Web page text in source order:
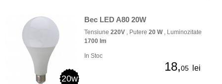
20w
Bec LED A80 20W
Tensiune 220V , Putere 20 W, Luminozitate
1700 lm
In Stoc
18,05 lei